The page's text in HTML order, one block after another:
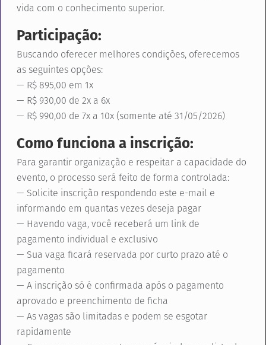
vida com o conhecimento superior.
Participação:
Buscando oferecer melhores condições, oferecemos
as seguintes opções:
— R$ 895,00 em 1x
— R$ 930,00 de 2x a 6x
— R$ 990,00 de 7x a 10x (somente até 31/05/2026)
Como funciona a inscrição:
Para garantir organização e respeitar a capacidade do
evento, o processo será feito de forma controlada:
— Solicite inscrição respondendo este e-mail e
informando em quantas vezes deseja pagar
— Havendo vaga, você receberá um link de
pagamento individual e exclusivo
— Sua vaga ficará reservada por curto prazo até o
pagamento
— A inscrição só é confirmada após o pagamento
aprovado e preenchimento de ficha
— As vagas são limitadas e podem se esgotar
rapidamente